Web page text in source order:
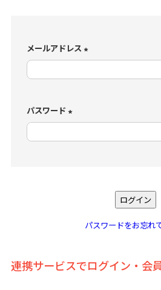
メールアドレス
必
パスワード
必
ログイン
パスワードをお忘れ
連携サービスでログイン・会